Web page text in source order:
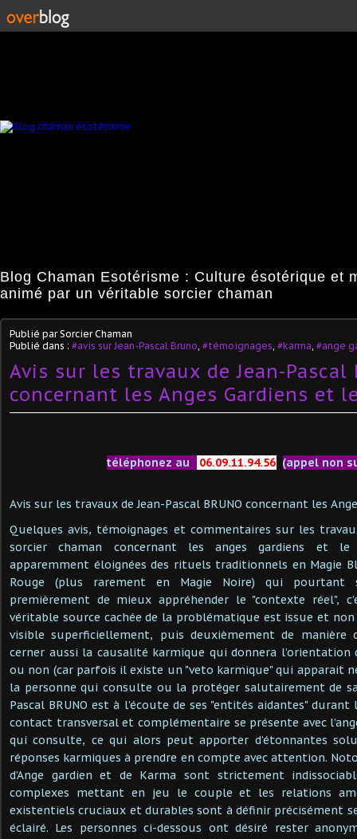
Blog Chaman Esotérisme : Culture ésotérique et
animé par un véritable sorcier chaman
Publié par Sorcier Chaman
Publié dans : #avis sur Jean-Pascal Bruno #témoignages #karma #ange
Avis sur les travaux de Jean-Pascal
concernant les Anges Gardiens et
téléphonez au 06.09.11.94.56 (appel non
Avis sur les travaux de Jean-Pascal BRUNO concernant les
Quelques avis, témoignages et commentaires sur les
sorcier chaman concernant les anges gardiens et
apparemment éloignées des rituels traditionnels en Magie
Rouge (plus rarement en Magie Noire) qui pourtant
premièrement de mieux appréhender le "contexte réel",
véritable source cachée de la problématique est issue et
visible superficiellement, puis deuxièmement de manière
cerner aussi la causalité karmique qui donnera
ou non (car parfois il existe un "veto karmique" qui apparait
la personne qui consulte ou la protéger salutairement de
Pascal BRUNO est à l’écoute de ses "entités aidantes"
contact transversal et complémentaire se présente avec
qui consulte, ce qui alors peut apporter d’étonnantes
réponses karmiques à prendre en compte avec attention.
d’Ange gardien et de Karma sont strictement
complexes mettant en jeu le couple et les relations
existentiels cruciaux et durables sont à définir précisément
éclairé. Les personnes ci-dessous ont désiré rester